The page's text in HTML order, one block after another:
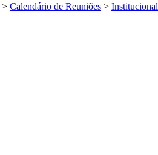
> Calendário de Reuniões > Institucional